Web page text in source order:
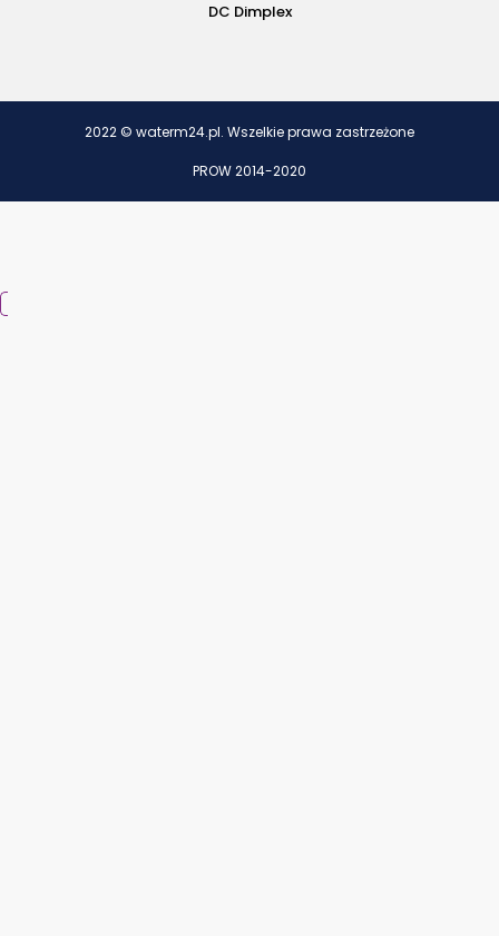
DC Dimplex
2022 © waterm24.pl. Wszelkie prawa zastrzeżone
PROW 2014-2020